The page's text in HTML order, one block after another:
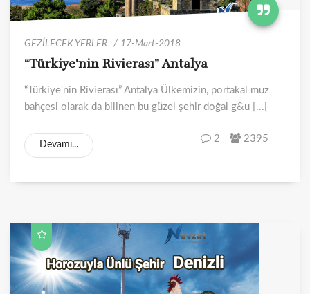
GEZİLECEK YERLER 17-Mart-2018
“Türkiye'nin Rivierası” Antalya
“Türkiye'nin Rivierası” Antalya Ülkemizin, portakal muz
bahçesi olarak da bilinen bu güzel şehir doğal g&u [...[
Devamı...
2 2395